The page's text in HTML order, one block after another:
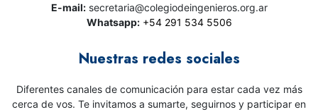
E-mail:secretaria@colegiodeingenieros.org.ar
Whatsapp: +54 291 534 5506
Nuestras redes sociales
Diferentes canales de comunicación para estar cada vez más
cerca de vos. Te invitamos a sumarte, seguirnos y participar en